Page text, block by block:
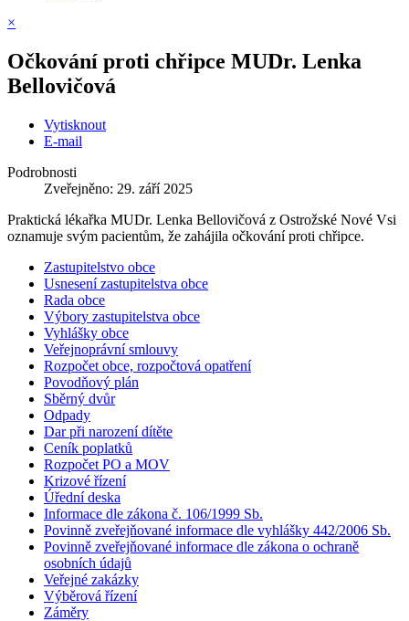
×
Očkování proti chřipce MUDr. Lenka
Bellovičová
Vytisknout
E-mail
Podrobnosti
Zveřejněno: 29. září 2025
Praktická lékařka MUDr. Lenka Bellovičová z Ostrožské Nové Vsi
oznamuje svým pacientům, že zahájila očkování proti chřipce.
Zastupitelstvo obce
Usnesení zastupitelstva obce
Rada obce
Výbory zastupitelstva obce
Vyhlášky obce
Veřejnoprávní smlouvy
Rozpočet obce, rozpočtová opatření
Povodňový plán
Sběrný dvůr
Odpady
Dar při narození dítěte
Ceník poplatků
Rozpočet PO a MOV
Krizové řízení
Úřední deska
Informace dle zákona č. 106/1999 Sb.
Povinně zveřejňované informace dle vyhlášky 442/2006 Sb.
Povinně zveřejňované informace dle zákona o ochraně
osobních údajů
Veřejné zakázky
Výběrová řízení
Záměry